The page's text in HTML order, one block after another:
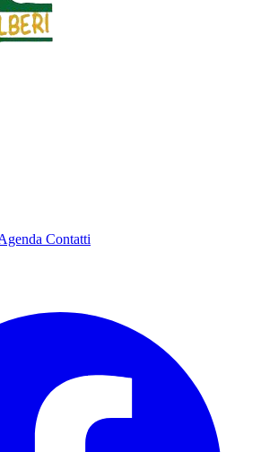
Contatti